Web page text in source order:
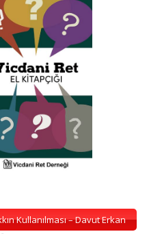
Kullanılması – Davut Erkan